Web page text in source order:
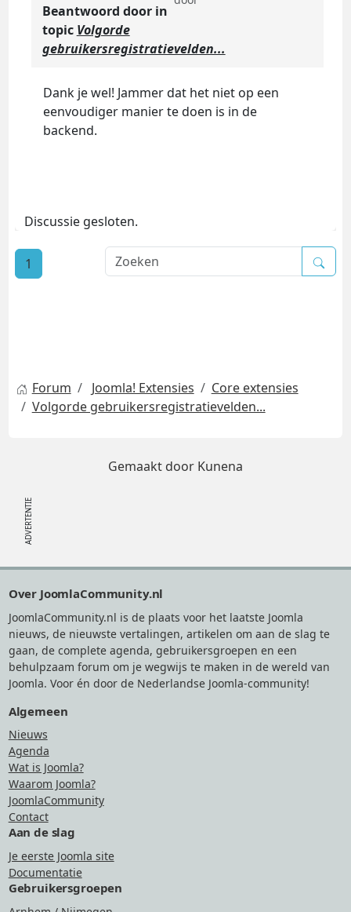
Beantwoord door in
topic Volgorde
gebruikersregistratievelden...
Dank je wel! Jammer dat het niet op een
eenvoudiger manier te doen is in de
backend.
Discussie gesloten.
1
Forum Joomla! Extensies
Core extensies
Volgorde gebruikersregistratievelden...
Gemaakt door Kunena
Over JoomlaCommunity.nl
JoomlaCommunity.nl is de plaats voor het laatste Joomla
nieuws, de nieuwste vertalingen, artikelen om aan de slag te
gaan, de complete agenda, gebruikersgroepen en een
behulpzaam forum om je wegwijs te maken in de wereld van
Joomla. Voor én door de Nederlandse Joomla-community!
Algemeen
Nieuws
Agenda
Wat is Joomla?
Waarom Joomla?
JoomlaCommunity
Contact
Aan de slag
Je eerste Joomla site
Documentatie
Gebruikersgroepen